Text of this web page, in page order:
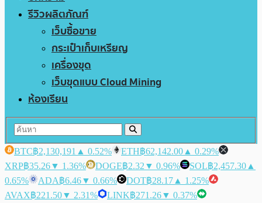
รีวิวผลิตภัณฑ์
เว็บซื้อขาย
กระเป๋าเก็บเหรียญ
เครื่องขุด
เว็บขุดแบบ Cloud Mining
ห้องเรียน
BTC฿2,130,191 ▲ 0.52% ETH฿62,142.00 ▲ 0.29%
XRP฿35.26▼ 1.36% DOGE฿2.32 ▼ 0.96% SOL฿2,457.30 ▲
0.65%
ADA฿6.46▼ 0.66% DOT฿28.17 ▲ 1.25%
AVAX฿221.50▼ 2.31% LINK฿271.26▼ 0.37%